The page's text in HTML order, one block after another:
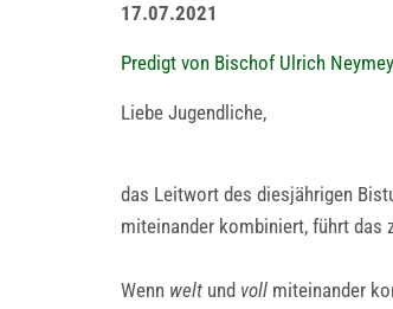
17.07.2021
Predigt von Bischof Ulrich
Liebe Jugendliche,
das Leitwort des diesjährigen
miteinander kombiniert, führt das
Wenn welt und voll miteinander